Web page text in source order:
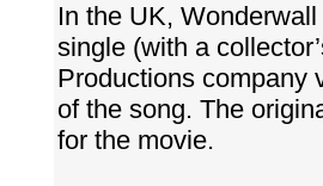
In the UK,
single (with a
Productions company
of the song. The
for the movie.